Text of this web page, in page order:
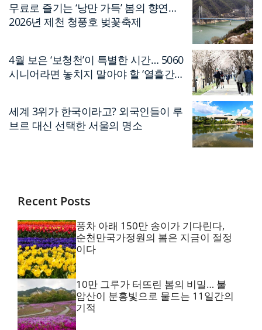
무료로 즐기는 ‘낭만 가득’ 봄의 향연…
2026년 제천 청풍호 벚꽃축제
4월 보은 ‘보청천’이 특별한 시간… 5060
시니어라면 놓치지 말아야 할 ‘열흘간의
세계 3위가 한국이라고? 외국인들이 루
브르 대신 선택한 서울의 명소
Recent Posts
풍차 아래 150만 송이가 기다린다,
순천만국가정원의 봄은 지금이 절정
이다
10만 그루가 터뜨린 봄의 비밀… 불
암산이 분홍빛으로 물드는 11일간의
기적